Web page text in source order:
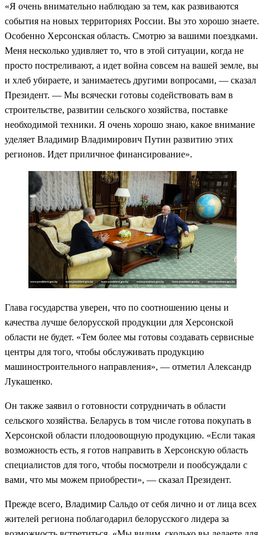
«Я очень внимательно наблюдаю за тем, как развиваются
события на новых территориях России. Вы это хорошо знаете.
Особенно Херсонская область. Смотрю за вашими поездками.
Меня несколько удивляет то, что в этой ситуации, когда не
просто постреливают, а идет война совсем на вашей земле, вы
и хлеб убираете, и занимаетесь другими вопросами, — сказал
Президент. — Мы всячески готовы содействовать вам в
строительстве, развитии сельского хозяйства, поставке
необходимой техники. Я очень хорошо знаю, какое внимание
уделяет Владимир Владимирович Путин развитию этих
регионов. Идет приличное финансирование».
Глава государства уверен, что по соотношению цены и
качества лучше белорусской продукции для Херсонской
области не будет. «Тем более мы готовы создавать сервисные
центры для того, чтобы обслуживать продукцию
машиностроительного направления», — отметил Александр
Лукашенко.
Он также заявил о готовности сотрудничать в области
сельского хозяйства. Беларусь в том числе готова покупать в
Херсонской области плодоовощную продукцию. «Если такая
возможность есть, я готов направить в Херсонскую область
специалистов для того, чтобы посмотрели и пообсуждали с
вами, что мы можем приобрести», — сказал Президент.
Прежде всего, Владимир Сальдо от себя лично и от лица всех
жителей региона поблагодарил белорусского лидера за